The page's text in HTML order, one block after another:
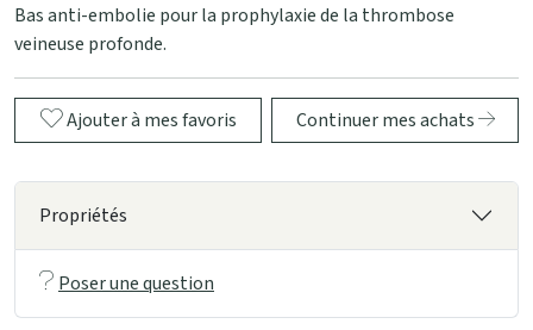
Bas anti-embolie pour la prophylaxie de la thrombose
veineuse profonde.
Ajouter à mes favoris Continuer mes achats
Propriétés
Poser une question